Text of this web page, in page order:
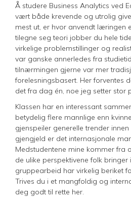
Å studere Business Analytics ved
vært både krevende og utrolig
mest ut, er hvor anvendt læringen
tilegne seg teori jobber du hele
virkelige problemstillinger og
var ganske annerledes fra
tilnærmingen gjerne var mer
forelesningsbasert. Her forventes
det fra dag én, noe jeg setter stor
Klassen har en interessant
betydelig flere mannlige enn
gjenspeiler generelle trender
gjengjeld er det internasjonale
Medstudentene mine kommer fra
de ulike perspektivene folk bringer
gruppearbeid har virkelig beriket
Trives du i et mangfoldig og
deg godt til rette her.